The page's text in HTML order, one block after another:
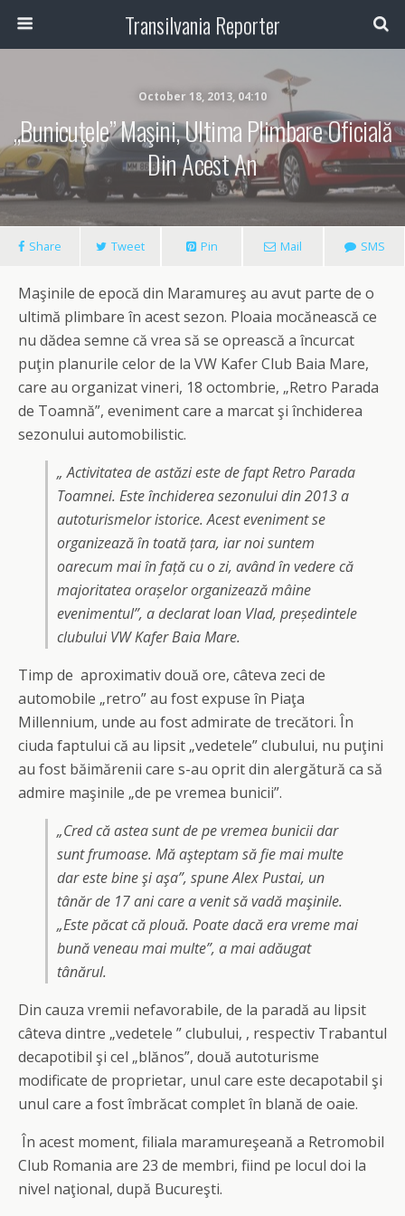
Transilvania Reporter
October 18, 2013, 04:10
„Bunicuţele” Maşini, Ultima Plimbare Oficială
Din Acest An
Share Tweet Pin Mail SMS
Maşinile de epocă din Maramureş au avut parte de o
ultimă plimbare în acest sezon. Ploaia mocănească ce
nu dădea semne că vrea să se oprească a încurcat
puţin planurile celor de la VW Kafer Club Baia Mare,
care au organizat vineri, 18 octombrie, „Retro Parada
de Toamnă”, eveniment care a marcat şi închiderea
sezonului automobilistic.
„ Activitatea de astăzi este de fapt Retro Parada
Toamnei. Este închiderea sezonului din 2013 a
autoturismelor istorice. Acest eveniment se
organizează în toată țara, iar noi suntem
oarecum mai în față cu o zi, având în vedere că
majoritatea orașelor organizează mâine
evenimentul”, a declarat Ioan Vlad, președintele
clubului VW Kafer Baia Mare.
Timp de aproximativ două ore, câteva zeci de
automobile „retro” au fost expuse în Piaţa
Millennium, unde au fost admirate de trecători. În
ciuda faptului că au lipsit „vedetele” clubului, nu puţini
au fost băimărenii care s-au oprit din alergătură ca să
admire maşinile „de pe vremea bunicii”.
„Cred că astea sunt de pe vremea bunicii dar
sunt frumoase. Mă aşteptam să fie mai multe
dar este bine şi aşa”, spune Alex Pustai, un
tânăr de 17 ani care a venit să vadă maşinile.
„Este păcat că plouă. Poate dacă era vreme mai
bună veneau mai multe”, a mai adăugat
tânărul.
Din cauza vremii nefavorabile, de la paradă au lipsit
câteva dintre „vedetele ” clubului, , respectiv Trabantul
decapotibil şi cel „blănos”, două autoturisme
modificate de proprietar, unul care este decapotabil şi
unul care a fost îmbrăcat complet în blană de oaie.
În acest moment, filiala maramureşeană a Retromobil
Club Romania are 23 de membri, fiind pe locul doi la
nivel naţional, după Bucureşti.